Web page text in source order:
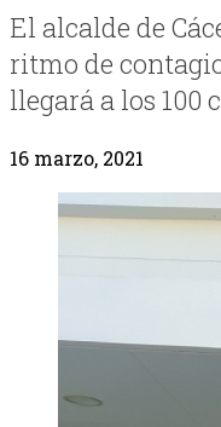
El alcalde de
ritmo de
llegará a los 100
16 marzo, 2021